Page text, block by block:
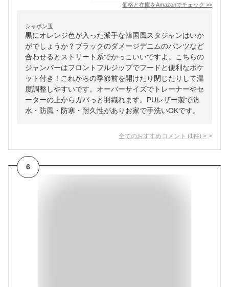
価格と在庫をAmazonでチェック >>
シャボン玉
黒にオレンジ色が入った派手な韓国風スタジャンはいか
がでしょうか？ブラックのダメージデニムのパンツなど
合わせるとストリート系でかっこいいですよ。こちらの
ジャンパーはフロントフルジップでフードと便利なポケ
ット付き！これからの季節前を開けたり閉じたりして温
度調整しやすいです。オーバーサイズでトレーナーやセ
ーターの上からガバっと羽織れます。PUレザー製で防
水・防風・防寒・耐久性がありお家で手洗いOKです。
全てのおすすめコメント (1 件) >
6